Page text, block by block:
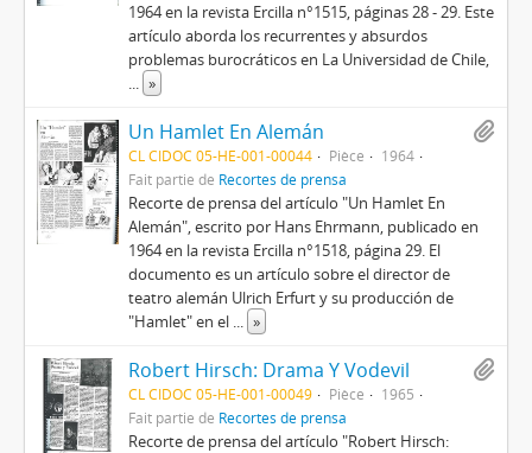
1964 en la revista Ercilla n°1515, páginas 28 - 29. Este
artículo aborda los recurrentes y absurdos
problemas burocráticos en La Universidad de Chile,
... »
Un Hamlet En Alemán
CL CIDOC 05-HE-001-00044 Pièce
1964
Fait partie de Recortes de prensa
Recorte de prensa del artículo "Un Hamlet En
Alemán", escrito por Hans Ehrmann, publicado en
1964 en la revista Ercilla n°1518, página 29. El
documento es un artículo sobre el director de
teatro alemán Ulrich Erfurt y su producción de
"Hamlet" en el ... »
Robert Hirsch: Drama Y Vodevil
CL CIDOC 05-HE-001-00049 Pièce
1965
Fait partie de Recortes de prensa
Recorte de prensa del artículo "Robert Hirsch: